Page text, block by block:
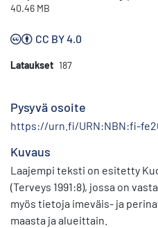
40.46 MB
CC BY 4.0
Lataukset 187
Pysyvä osoite
https://urn.fi/URN:NBN:fi-
Kuvaus
Laajempi teksti on esitetty
(Terveys 1991:8), jossa on
myös tietoja imeväis- ja
maasta ja alueittain.